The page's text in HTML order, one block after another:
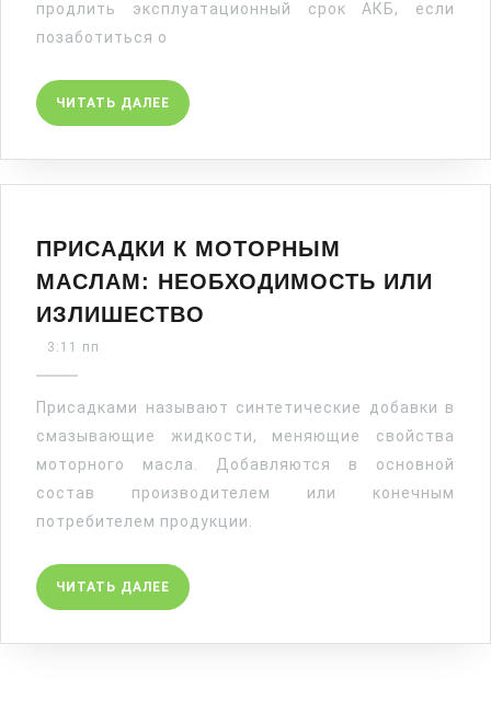
продлить эксплуатационный срок АКБ, если
позаботиться о
ЧИТАТЬ ДАЛЕЕ ЧИТАТЬ
ДАЛЕЕ
ПРИСАДКИ К МОТОРНЫМ
МАСЛАМ: НЕОБХОДИМОСТЬ ИЛИ
ИЗЛИШЕСТВО
НЕОБХОДИМОСТЬ
ИЛИ
ИЗЛИШЕСТВО
3:11 пп
Присадками называют синтетические добавки в
смазывающие жидкости, меняющие свойства
моторного масла. Добавляются в основной
состав производителем или конечным
потребителем продукции.
ЧИТАТЬ ДАЛЕЕ ЧИТАТЬ
ДАЛЕЕ